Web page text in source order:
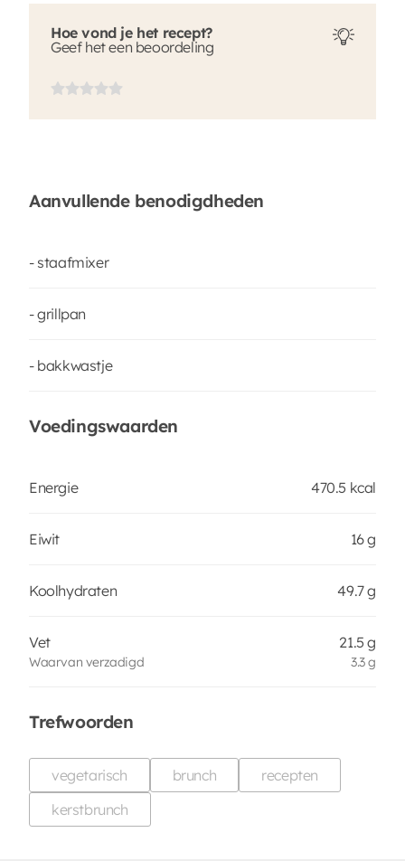
Hoe vond je het recept?
Geef het een beoordeling
Aanvullende benodigdheden
- staafmixer
- grillpan
- bakkwastje
Voedingswaarden
Energie 470.5 kcal
Eiwit 16 g
Koolhydraten 49.7 g
Vet 21.5 g
Waarvan verzadigd 3.3 g
Trefwoorden
vegetarisch brunch
recepten
kerstbrunch